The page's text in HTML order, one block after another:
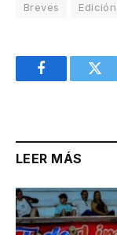
Breves
Facebook
LEER MÁS